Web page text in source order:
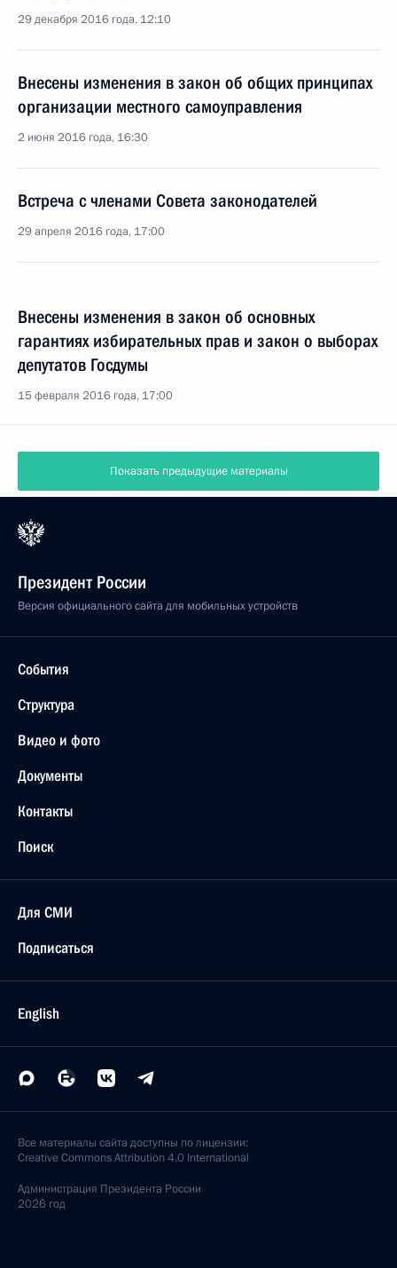
29 декабря 2016 года, 12:10
Внесены изменения в закон об общих принципах
организации местного самоуправления
2 июня 2016 года, 16:30
Встреча с членами Совета законодателей
29 апреля 2016 года, 17:00
Внесены изменения в закон об основных
гарантиях избирательных прав и закон о выборах
депутатов Госдумы
15 февраля 2016 года, 17:00
Показать предыдущие материалы
Президент России
Версия официального сайта для мобильных устройств
События
Структура
Видео и фото
Документы
Контакты
Поиск
Для СМИ
Подписаться
English
Все материалы сайта доступны по лицензии:
Creative Commons Attribution 4.0 International
Администрация Президента России
2026 год